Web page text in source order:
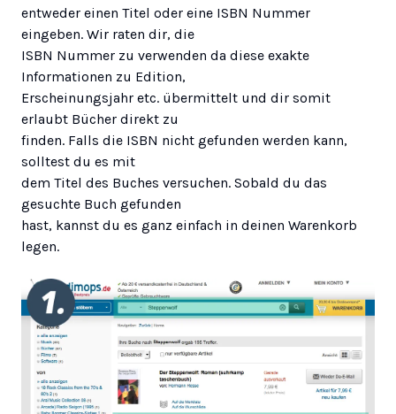
entweder einen Titel oder eine ISBN Nummer
eingeben. Wir raten dir, die
ISBN Nummer zu verwenden da diese exakte
Informationen zu Edition,
Erscheinungsjahr etc. übermittelt und dir somit
erlaubt Bücher direkt zu
finden. Falls die ISBN nicht gefunden werden kann,
solltest du es mit
dem Titel des Buches versuchen. Sobald du das
gesuchte Buch gefunden
hast, kannst du es ganz einfach in deinen Warenkorb
legen.